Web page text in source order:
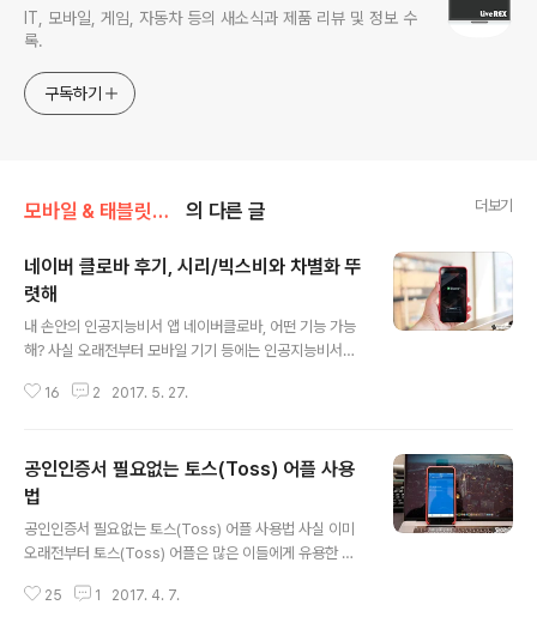
IT, 모바일, 게임, 자동차 등의 새소식과 제품 리뷰 및 정보 수
록.
구독하기
모바일 & 태블릿PC 앱/> 아이폰 어플 의 다른 글 더보기
네이버 클로바 후기, 시리/빅스비와 차별화 뚜
렷해
내 손안의 인공지능비서 앱 네이버클로바, 어떤 기능 가능
해? 사실 오래전부터 모바일 기기 등에는 인공지능비서라
시리(Siri)를 떠올릴 수 있는데요. 최근에는 삼성전자가 선
시리와 빅스비를 다시 한번 되짚어보면 이 녀석들은 특정
제품에서만 활용할 수 있다는 아쉬움을 품고 있음을 아실
수 있을 겁니다. 물론, 해당 기기 그리고 제조사 입장에서는
이를 통해 차별화를 꾀하는 만큼 당연한 전략이라 할 수도
있을테지만 소비자 입장에서는 그렇지가 않은데요. 이에
단말 특성을 타지않는 인공지능비서에 대한 관심이 커지고
16 2 2017. 5. 27.
공인인증서 필요없는 토스(Toss) 어플 사용
법
공인인증서 필요없는 토스(Toss) 어플 사용법 사실 이미
오래전부터 토스(Toss) 어플은 많은 이들에게 유용한 쓰
거 iOS 베타를 테스트 하면서 이 서비스가 제대로 구동되
25 1 2017. 4. 7.